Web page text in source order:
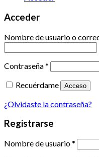
Acceder
Nombre de usuario o
Contraseña*
Recuérdame
Acceso
¿Olvidaste la contraseña?
Registrarse
Nombre de usuario*